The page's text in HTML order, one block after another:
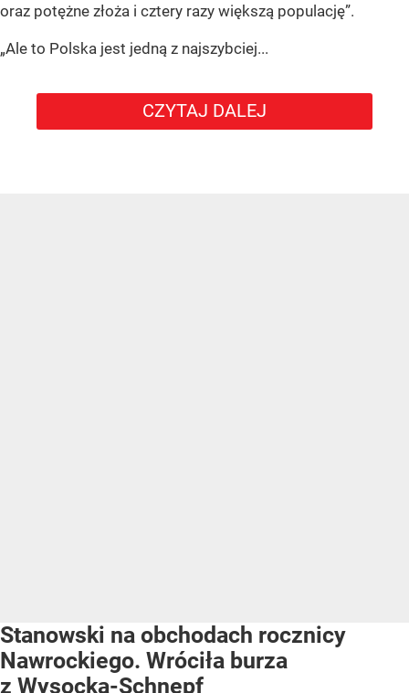
oraz potężne złoża i cztery razy większą populację”.
„Ale to Polska jest jedną z najszybciej...
CZYTAJ DALEJ
Stanowski na obchodach rocznicy
Nawrockiego. Wróciła burza
z Wysocką-Schnepf